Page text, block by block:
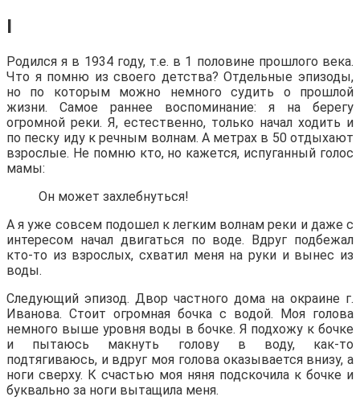
I
Родился я в 1934 году, т.е. в 1 половине прошлого века.
Что я помню из своего детства? Отдельные эпизоды,
но по которым можно немного судить о прошлой
жизни. Самое раннее воспоминание: я на берегу
огромной реки. Я, естественно, только начал ходить и
по песку иду к речным волнам. А метрах в 50 отдыхают
взрослые. Не помню кто, но кажется, испуганный голос
мамы:
Он может захлебнуться!
А я уже совсем подошел к легким волнам реки и даже с
интересом начал двигаться по воде. Вдруг подбежал
кто-то из взрослых, схватил меня на руки и вынес из
воды.
Следующий эпизод. Двор частного дома на окраине г.
Иванова. Стоит огромная бочка с водой. Моя голова
немного выше уровня воды в бочке. Я подхожу к бочке
и пытаюсь макнуть голову в воду, как-то
подтягиваюсь, и вдруг моя голова оказывается внизу, а
ноги сверху. К счастью моя няня подскочила к бочке и
буквально за ноги вытащила меня.